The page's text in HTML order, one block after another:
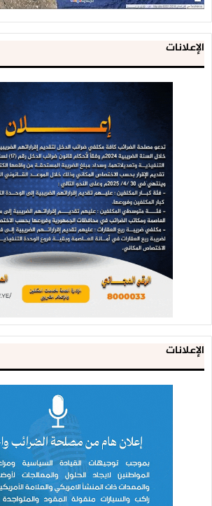
الإعلانات
الإعلانات